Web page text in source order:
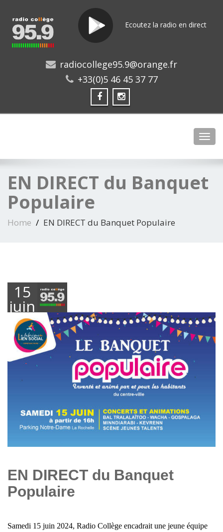
Ecoutez la radio en direct
radiocollege95.9@orange.fr
+33(0)5 46 45 37 77
EN DIRECT du Banquet
Populaire
Home EN DIRECT du Banquet Populaire
15
juin
2024
EN DIRECT du Banquet
Populaire
Samedi 15 juin 2024, Radio Collège encadrait une jeune équipe